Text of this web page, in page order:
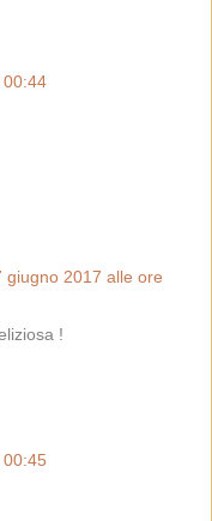
00:44
giugno 2017 alle ore
!